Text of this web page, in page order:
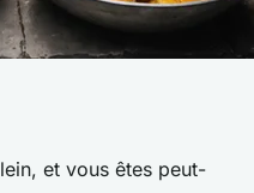
pour
et vous êtes peut-